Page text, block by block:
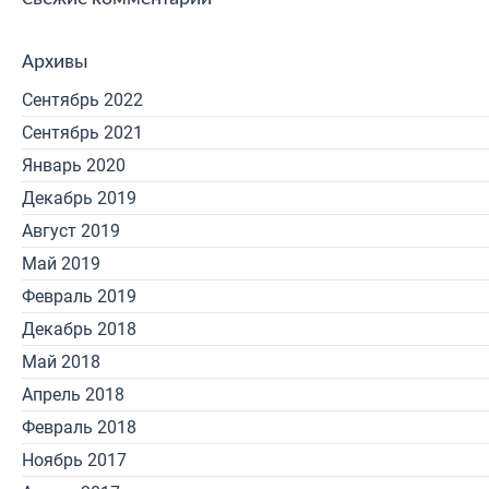
Архивы
Сентябрь 2022
Сентябрь 2021
Январь 2020
Декабрь 2019
Август 2019
Май 2019
Февраль 2019
Декабрь 2018
Май 2018
Апрель 2018
Февраль 2018
Ноябрь 2017